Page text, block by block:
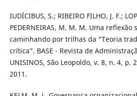
IUDÍCIBUS, S.; RIBEIRO FILHO, J. F.;
PEDERNEIRAS, M. M. M. Uma
caminhando por trilhas da “Teoria
crítica”. BASE - Revista de
UNISINOS, São Leopoldo, v. 8, n. 4, p.
2011.